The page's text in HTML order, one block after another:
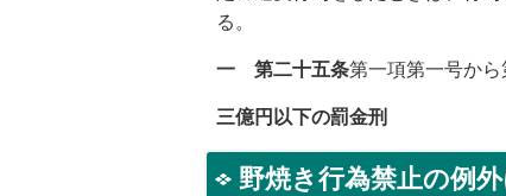
る。
一 第二十五条第一項第一号か
三億円以下の罰金刑
野焼き行為禁止の例